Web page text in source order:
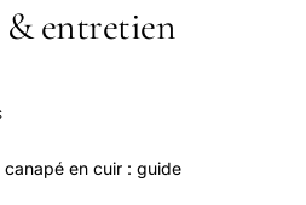
entretien
en cuir : guide